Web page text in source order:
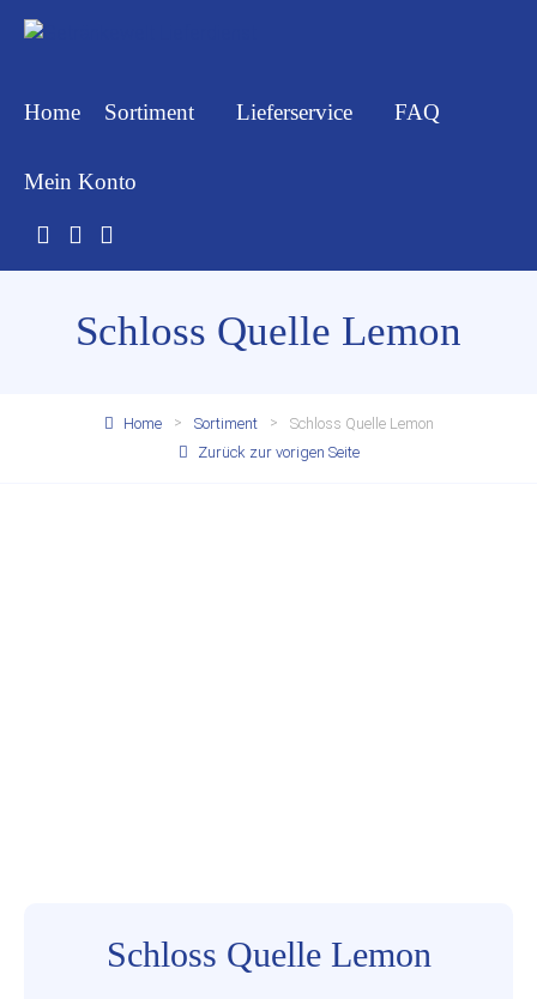
Home Sortiment Lieferservice FAQ
Mein Konto
Schloss Quelle Lemon
Home Sortiment
Schloss Quelle Lemon
Zurück zur vorigen Seite
Schloss Quelle Lemon